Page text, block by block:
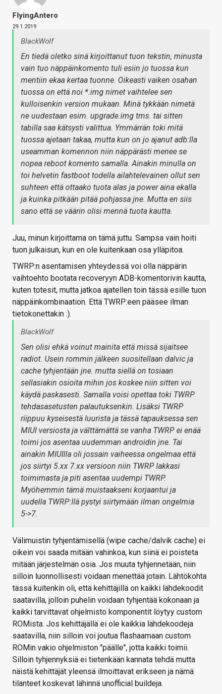
FlyingAntero
29.1.2019
BlackWolf
En tiedä oletko sinä kirjoittanut tuon tekstin, minusta
vain tuo näppäinkomento tuli esiin jo tuossa kun
mentiin ekaa kertaa tuonne. Oikeasti vaiken osahan
tuossa on että noi *.img nimet vaihtelee sen
kulloisenkin version mukaan. Minä tykkään nimetä
ne uudestaan esim. upgrade.img tms. tai sitten
tabilla saa kätsysti valittua. Ymmärrän toki mitä
tuossa ajetaan takaa, mutta kun on jo ajanut adb:lla
useamman komennon niin näppärästi menee se
nopea reboot komento samalla. Ainakin minulla on
toi helvetin fastboot todella ailahtelevainen ollut sen
suhteen että ottaako tuota alas ja power aina ekalla
ja kuinka pitkään pitää pohjassa jne. Mutta en siis
sano että se väärin olisi mennä tuota kautta.
Juu, minun kirjoittama on tämä juttu. Sampsa vain hoiti
tuon julkaisun, kun en ole kuitenkaan osa ylläpitoa.
TWRP:n asentamisen yhteydessä voi olla näppärin
vaihtoehto bootata recoveryyn ADB-komentorivin kautta,
kuten totesit, mutta jatkoa ajatellen toin tässä esille tuon
näppäinkombinaation. Että TWRP:een pääsee ilman
tietokonettakin :).
BlackWolf
Sen olisi ehkä voinut mainita että missä sijaitsee
radiot. Usein rommin jälkeen suositellaan dalvic ja
cache tyhjentään jne. mutta siellä on tosiaan
sellasiakin osioita mihin jos koskee niin sitten voi
käydä paskasesti. Samalla voisi opettaa toki TWRP
tehdasasetusten palautuksenkin. Lisäksi TWRP
riippuu kyseisestä luurista ja tässä tapauksessa sen
MIUI versiosta ja välttämättä se vanha TWRP ei enää
toimi jos asentaa uudemman androidin jne. Tai
ainakin MIUIlla oli jossain vaiheessa ongelmaa että
jos siirtyi 5.xx 7.xx versioon niin TWRP lakkasi
toimimasta ja piti asentaa uudempi TWRP.
Myöhemmin tämä muistaakseni korjaantui ja
uudella TWRP:llä pystyi siirtymään ilman ongelmia
5->7.
Välimuistin tyhjentämisellä (wipe cache/dalvik cache) ei
oikein voi saada mitään vahinkoa, kun siinä ei poisteta
mitään järjestelmän osia. Jos muuta tyhjennetään, niin
silloin luonnollisesti voidaan menettää jotain. Lähtökohta
tässä kuitenkin oli, että kehittäjillä on kaikki lähdekoodit
saatavilla, jolloin puhelin voidaan tyhjentää kokonaan ja
kaikki tarvittavat ohjelmisto komponentit löytyy custom
ROMista. Jos kehittäjällä ei ole kaikkia lähdekoodeja
saatavilla, niin silloin voi joutua flashaamaan custom
ROMin vakio ohjelmiston "päälle", jotta kaikki toimii.
Silloin tyhjennyksiä ei tietenkään kannata tehdä mutta
näistä kehittäjät yleensä ilmoittavat erikseen ja nämä
tilanteet koskevat lähinnä unofficial buildeja.